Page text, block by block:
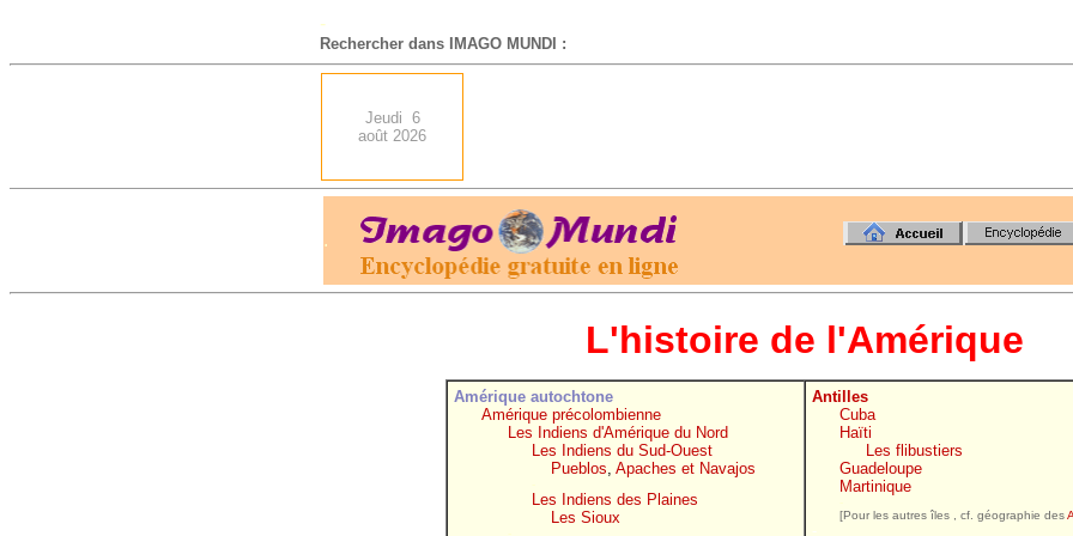
-
Rechercher dans IMAGO MUNDI :
Jeudi 6
août 2026
.
L'histoire de l'Amérique
Amérique autochtone
Amérique précolombienne
Les Indiens d'Amérique du Nord
Les Indiens du Sud-Ouest
Pueblos, Apaches et Navajos
Les Indiens des Plaines
Les Sioux
Antilles
Cuba
Haïti
Les flibustiers
Guadeloupe
Martinique
[Pour les autres îles , cf. géographie des
-